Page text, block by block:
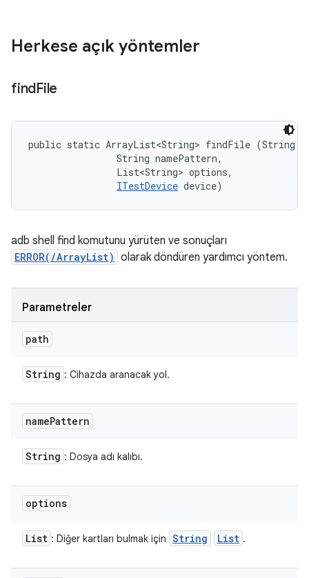
Herkese açık yöntemler
findFile
public static ArrayList<String> findFile (String
                String namePattern,
                List<String> options,
ITestDevice device)
adb shell find komutunu yürüten ve sonuçları
ERROR(/ArrayList) olarak döndüren yardımcı yöntem.
Parametreler
path
String : Cihazda aranacak yol.
namePattern
String : Dosya adı kalıbı.
options
List : Diğer kartları bulmak için String List .